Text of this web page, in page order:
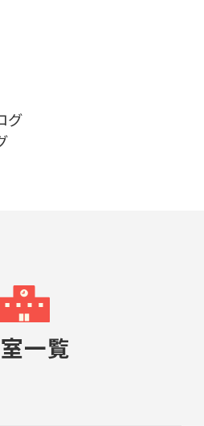
グ
一覧